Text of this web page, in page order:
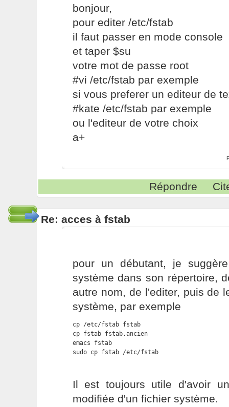
bonjour,
pour editer /etc/fstab
il faut passer en mode console
et taper $su
votre mot de passe root
#vi /etc/fstab par exemple
si vous preferer un editeur de
#kate /etc/fstab par exemple
ou l'editeur de votre choix
a+
Répondre
Re: acces à fstab
pour un débutant, je
système dans son répertoire,
autre nom, de l'editer, puis de
système, par exemple
cp /etc/fstab fstab
cp fstab fstab.ancien
emacs fstab
sudo cp fstab /etc/fstab
Il est toujours utile d'avoir
modifiée d'un fichier système.